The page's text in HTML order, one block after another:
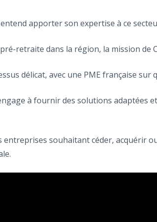
apporter son expertise à ce
retraite dans la région, la mission de
délicat, avec une PME française
à fournir des solutions adaptées
souhaitant céder, acquérir